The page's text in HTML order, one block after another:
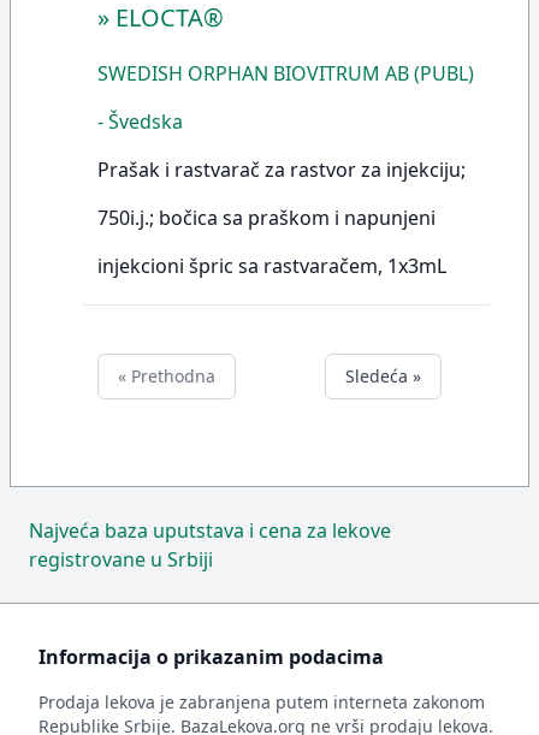
» ELOCTA®
SWEDISH ORPHAN BIOVITRUM AB (PUBL)
- Švedska
Prašak i rastvarač za rastvor za injekciju;
750i.j.; bočica sa praškom i napunjeni
injekcioni špric sa rastvaračem, 1x3mL
« Prethodna Sledeća »
Najveća baza uputstava i cena za lekove
registrovane u Srbiji
Informacija o prikazanim podacima
Prodaja lekova je zabranjena putem interneta zakonom
Republike Srbije. BazaLekova.org ne vrši prodaju lekova.